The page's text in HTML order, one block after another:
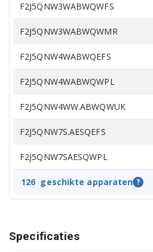
F2J5QNW3WABWQWFS
F2J5QNW3WABWQWMR
F2J5QNW4WABWQEFS
F2J5QNW4WABWQWPL
F2J5QNW4WW.ABWQWUK
F2J5QNW7S.AESQEFS
F2J5QNW7SAESQWPL
F2J5TNW3W.ABWQEFS
F2J5TNW3WABWQWMR
126 geschikte apparaten ?
Specificaties